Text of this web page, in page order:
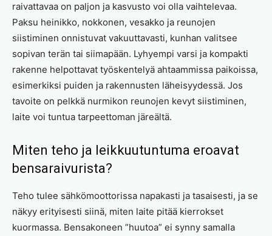
raivattavaa on paljon ja kasvusto voi olla vaihtelevaa.
Paksu heinikko, nokkonen, vesakko ja reunojen
siistiminen onnistuvat vakuuttavasti, kunhan valitsee
sopivan terän tai siimapään. Lyhyempi varsi ja kompakti
rakenne helpottavat työskentelyä ahtaammissa paikoissa,
esimerkiksi puiden ja rakennusten läheisyydessä. Jos
tavoite on pelkkä nurmikon reunojen kevyt siistiminen,
laite voi tuntua tarpeettoman järeältä.
Miten teho ja leikkuutuntuma eroavat
bensaraivurista?
Teho tulee sähkömoottorissa napakasti ja tasaisesti, ja se
näkyy erityisesti siinä, miten laite pitää kierrokset
kuormassa. Bensakoneen ”huutoa” ei synny samalla